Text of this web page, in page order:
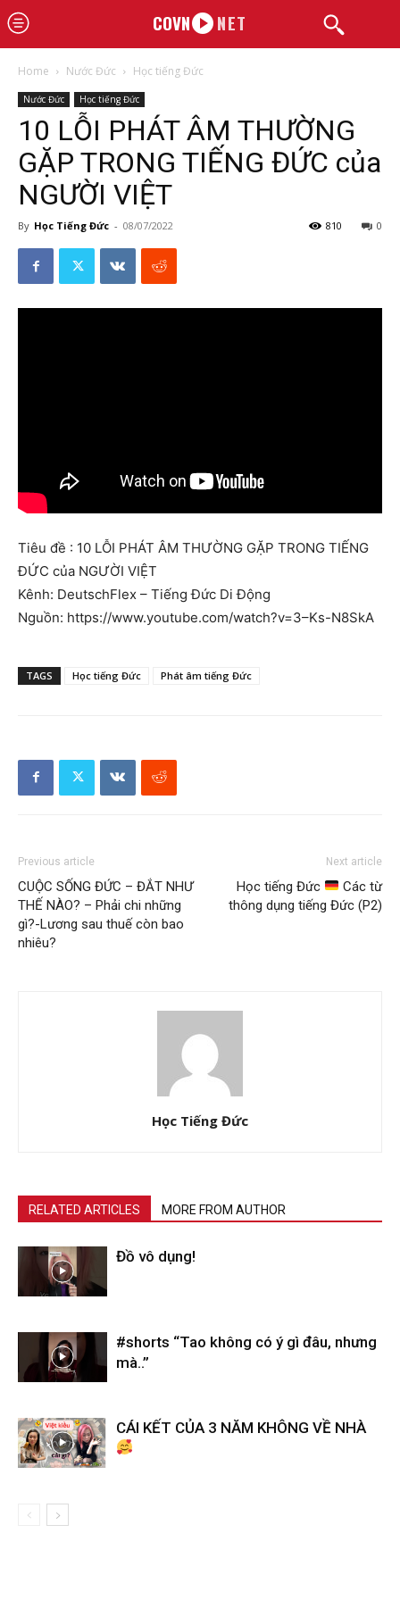
COVN NET
Home Nước Đức Học tiếng Đức
Nước Đức Học tiếng Đức
10 LỖI PHÁT ÂM THƯỜNG
GẶP TRONG TIẾNG ĐỨC của
NGƯỜI VIỆT
By Học Tiếng Đức - 08/07/2022 0
810
Tiêu đề : 10 LỖI PHÁT ÂM THƯỜNG GẶP TRONG TIẾNG
ĐỨC của NGƯỜI VIỆT
Kênh: DeutschFlex – Tiếng Đức Di Động
Nguồn: https://www.youtube.com/watch?v=3–Ks-N8SkA
TAGS Học tiếng Đức Phát âm tiếng Đức
Previous article
CUỘC SỐNG ĐỨC – ĐẮT NHƯ
THẾ NÀO? – Phải chi những
gì?-Lương sau thuế còn bao
nhiêu?
Next article
Học tiếng Đức
Các từ
thông dụng tiếng Đức (P2)
Học Tiếng Đức
RELATED ARTICLES MORE FROM AUTHOR
Đồ vô dụng!
#shorts “Tao không có ý gì đâu, nhưng
mà..”
CÁI KẾT CỦA 3 NĂM KHÔNG VỀ NHÀ